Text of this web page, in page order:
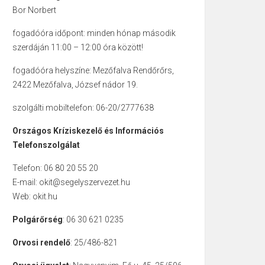
Bor Norbert
fogadóóra időpont: minden hónap második
szerdáján 11:00 – 12:00 óra között!
fogadóóra helyszíne: Mezőfalva Rendőrőrs,
2422 Mezőfalva, József nádor 19.
szolgálti mobiltelefon: 06-20/2777638
Országos Kríziskezelő és Információs
Telefonszolgálat
Telefon: 06 80 20 55 20
E-mail: okit@segelyszervezet.hu
Web: okit.hu
Polgárőrség: 06 30 621 0235
Orvosi rendelő: 25/486-821